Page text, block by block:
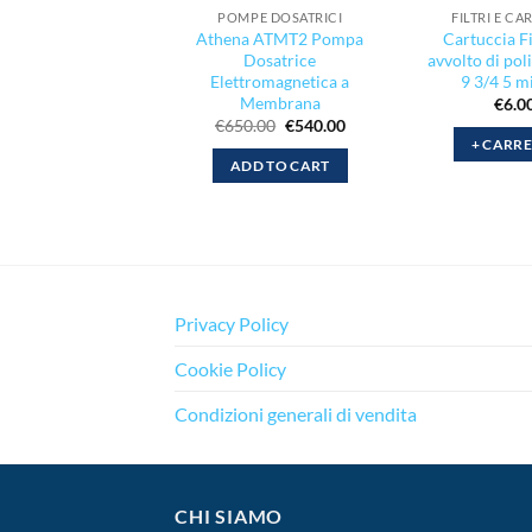
POMPE DOSATRICI
Athena ATMT2 Pompa
Dosatrice
Elettromagnetica a
Membrana
€650.00 Il
originale
era:
€540.00Il
ADD TO CART
FILTRI E
Cartuccia
avvolto di
9 3/4 5
€
+
Privacy Policy
Cookie Policy
Condizioni generali di vendita
CHI SIAMO